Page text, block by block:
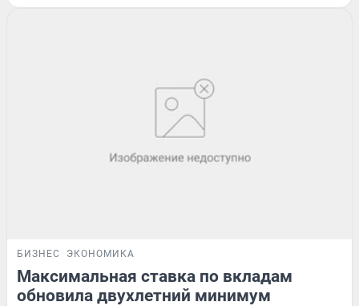
БИЗНЕС ЭКОНОМИКА
Максимальная ставка по вкладам
обновила двухлетний минимум